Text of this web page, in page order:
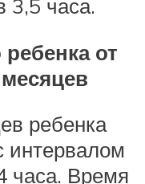
3,5 часа.
от
ребенка
интервалом
часа. Время